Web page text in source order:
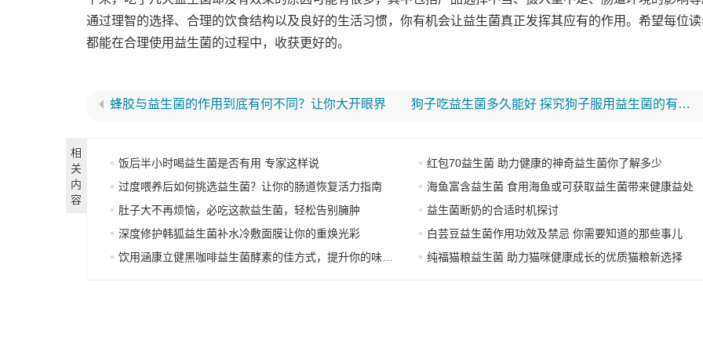
通过理智的选择、合理的饮食结构以及良好的生活习惯，你有机会让益生菌真正发挥其应有的作用。希望每位
都能在合理使用益生菌的过程中，收获更好的。
蜂胶与益生菌的作用到底有何不同？让你大开眼界 狗子吃益生菌多久能好 探究狗子服用益生菌的有效时长
相
关
内
容
饭后半小时喝益生菌是否有用 专家这样说
红包70益生菌 助力健康的神奇益生菌你了解多少
过度喂养后如何挑选益生菌？让你的肠道恢复活力指南
海鱼富含益生菌 食用海鱼或可获取益生菌带来健康益处
肚子大不再烦恼，必吃这款益生菌，轻松告别臃肿
益生菌断奶的合适时机探讨
深度修护韩狐益生菌补水冷敷面膜让你的重焕光彩
白芸豆益生菌作用功效及禁忌 你需要知道的那些事儿
饮用涵康立健黑咖啡益生菌酵素的佳方式，提升你的味觉体验
纯福猫粮益生菌 助力猫咪健康成长的优质猫粮新选择